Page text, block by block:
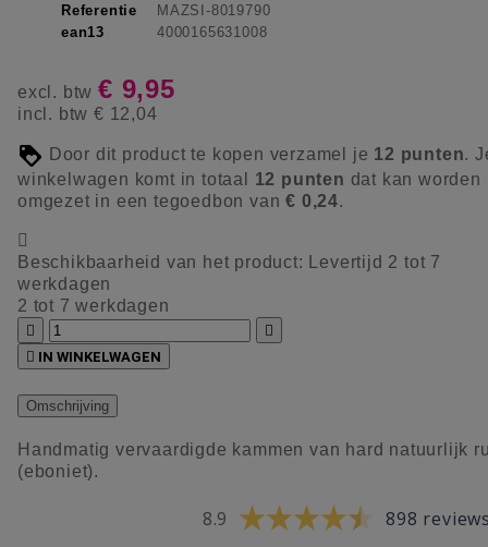
Referentie
MAZSI-8019790
ean13
4000165631008
excl. btw € 9,95
incl. btw € 12,04
Door dit product te kopen verzamel je 12 punten.
winkelwagen komt in totaal 12 punten dat kan worden
omgezet in een tegoedbon van€ 0,24.

Beschikbaarheid van het product:
Levertijd 2 tot 7
werkdagen
2 tot 7 werkdagen


 IN WINKELWAGEN
Omschrijving
Handmatig vervaardigde kammen van hard natuurlijk
(eboniet).
8.9 898